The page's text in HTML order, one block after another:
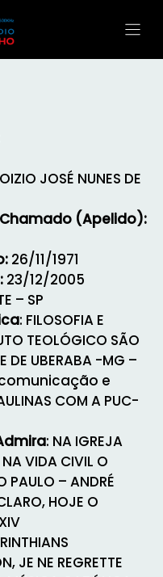
JOSÉ NUNES DE
(Apelido):
26/11/1971
23/12/2005
– SP
: FILOSOFIA E
TEOLÓGICO SÃO
DE UBERABA -MG –
e
COM A PUC-
: NA IGREJA
VIDA CIVIL O
PAULO – ANDRÉ
HOJE O
JE NE REGRETTE